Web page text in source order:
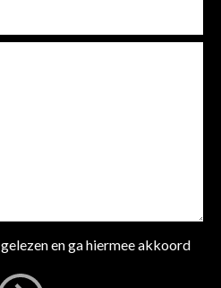
gelezen en ga hiermee akkoord